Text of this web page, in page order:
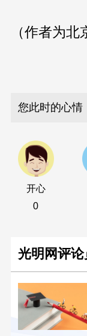
（作者为北
您此时的心情
开心
0
光明网评论